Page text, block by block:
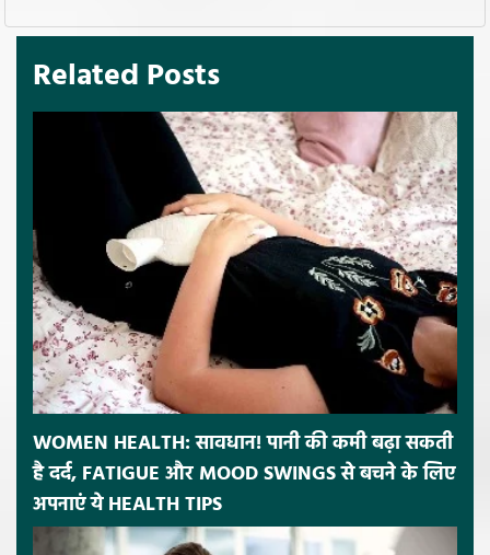
Related Posts
WOMEN HEALTH: सावधान! पानी की कमी बढ़ा सकती
है दर्द, FATIGUE और MOOD SWINGS से बचने के लिए
अपनाएं ये HEALTH TIPS